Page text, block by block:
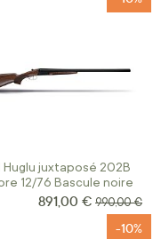
Huglu juxtaposé 202B
12/76 Bascule noire
Prix Spécial
891,00 € Prix normal
990,00 €
-10%